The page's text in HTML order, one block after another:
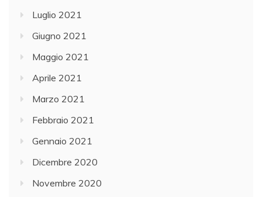
Luglio 2021
Giugno 2021
Maggio 2021
Aprile 2021
Marzo 2021
Febbraio 2021
Gennaio 2021
Dicembre 2020
Novembre 2020